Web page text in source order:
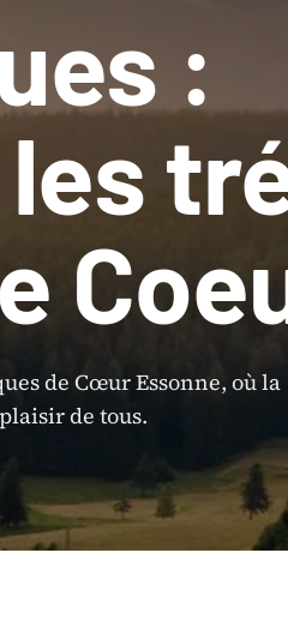
:
de Cœur Essonne, où la
de tous.